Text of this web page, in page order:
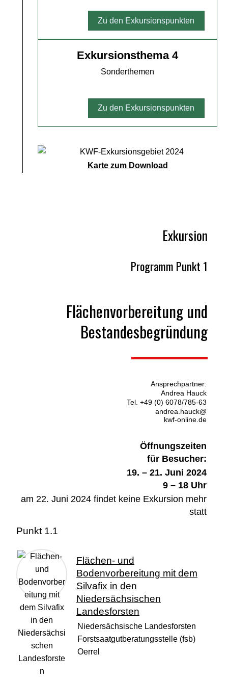
Zu den Exkursionspunkten
Exkursionsthema 4
Sonderthemen
Zu den Exkursionspunkten
Karte zum Download
Exkursion
Programm Punkt 1
Flächenvorbereitung und
Bestandesbegründung
Ansprechpartner:
Andrea Hauck
Tel. +49 (0) 6078/785-63
andrea.hauck@
kwf-online.de
Öffnungszeiten
für Besucher:
19. – 21. Juni 2024
9 – 18 Uhr
am 22. Juni 2024 findet keine Exkursion mehr
statt
Punkt 1.1
Flächen- und
Bodenvorbereitung mit dem
Silvafix in den
Niedersächsischen
Landesforsten
Niedersächsische Landesforsten
Forstsaatgutberatungsstelle (fsb)
Oerrel